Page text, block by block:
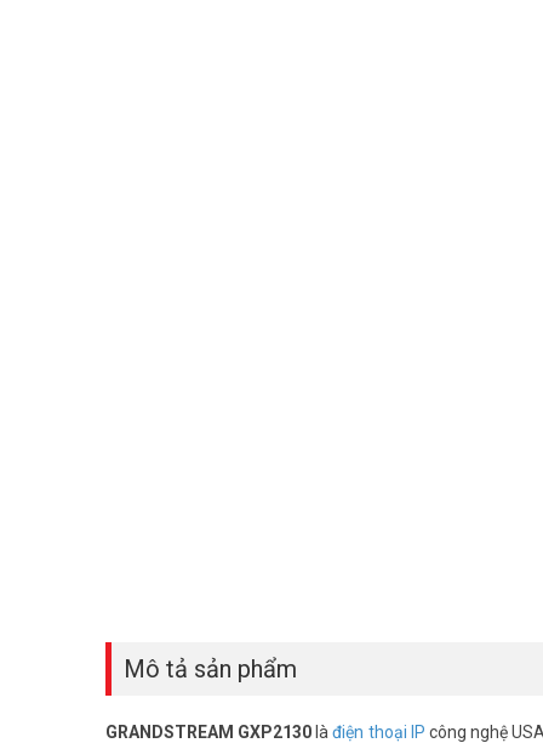
Mô tả sản phẩm
GRANDSTREAM GXP2130làđiện thoại IP công nghệ